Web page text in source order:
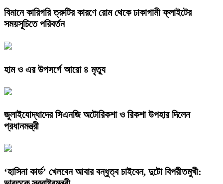
বিমানে কারিগরি ত্রুটির কারণে রোম থেকে ঢাকাগামী ফ্লাইটের
সময়সূচিতে পরিবর্তন
হাম ও এর উপসর্গে আরো ৪ মৃত্যু
জুলাইযোদ্ধাদের সিএনজি অটোরিকশা ও রিকশা উপহার দিলেন
প্রধানমন্ত্রী
‘হাসিনা কার্ড’ খেলবেন আবার বন্ধুত্ব চাইবেন, দুটো বিপরীতমুখী: